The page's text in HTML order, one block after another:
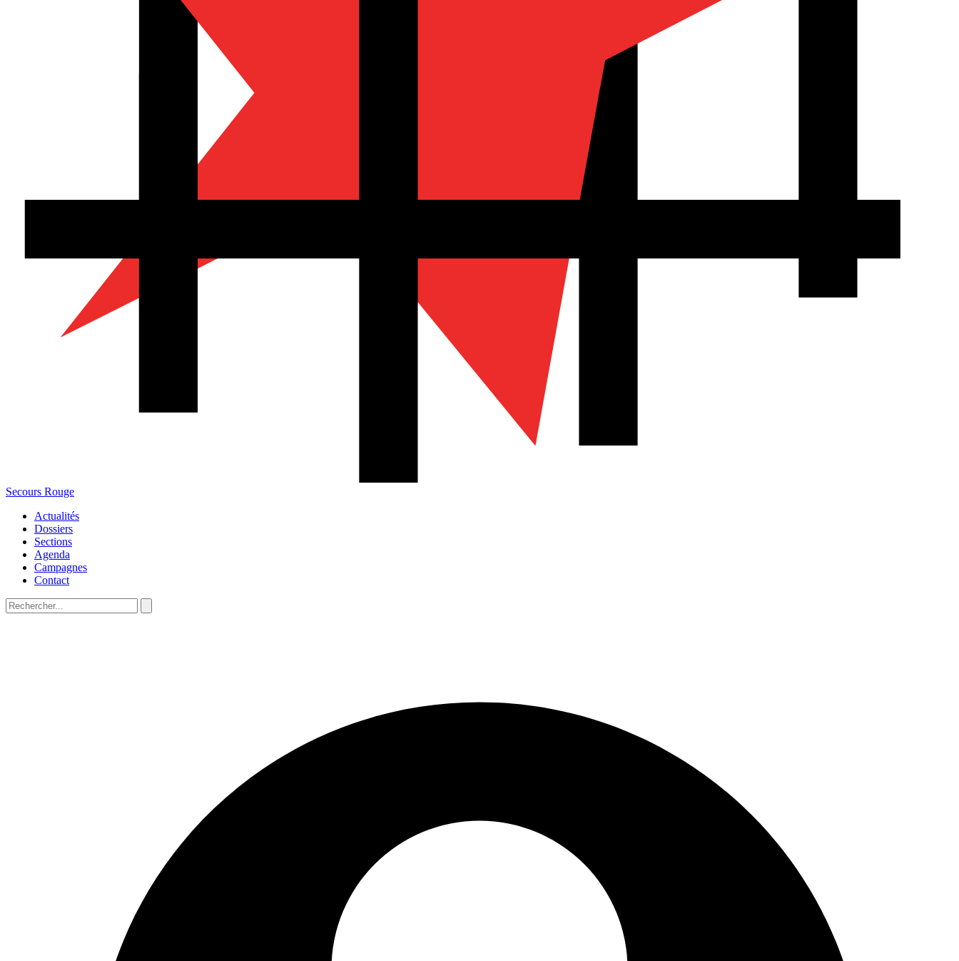
Secours Rouge
Actualités
Dossiers
Sections
Agenda
Campagnes
Contact